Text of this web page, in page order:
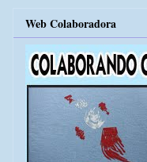
Web Colaboradora